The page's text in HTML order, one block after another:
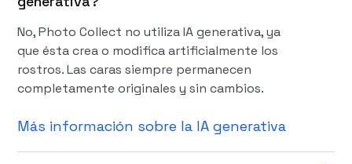
No, Photo Collect no utiliza IA generativa, ya
que ésta crea o modifica artificialmente los
rostros. Las caras siempre permanecen
completamente originales y sin cambios.
Más información sobre la IA generativa